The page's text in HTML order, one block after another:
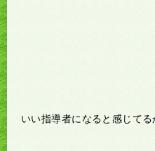
いい指導者になると感じて